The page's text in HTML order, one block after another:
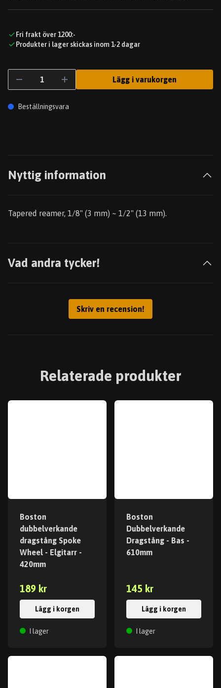
Fri frakt över 1200:-
Produkter i lager skickas inom 1-2 dagar
Lägg i varukorgen
Beställningsvara
Nyttig information
Tapered reamer, 1/8" (3 mm) ~ 1/2" (13 mm).
Vad andra tycker!
Skriv en recension!
Relaterade produkter
Boston
dubbelverkande
dragstång Spoke
Wheel - Elgitarr -
420mm
189 kr
Lägg i korgen
I lager
Boston
Dubbelverkande
Dragstång - Bas -
610mm
145 kr
Lägg i korgen
I lager